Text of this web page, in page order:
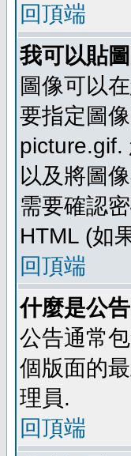
回頂端
我可以貼
圖像可以
要指定圖
picture.gif.
以及將圖
需要確認
HTML (如
回頂端
什麼是公
公告通常
個版面的
理員.
回頂端